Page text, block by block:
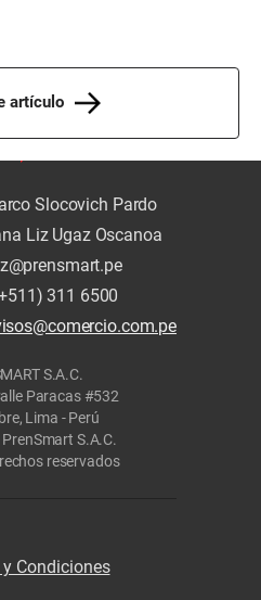
artículo
Slocovich Pardo
Liz Ugaz Oscanoa
311 6500
S.A.C.
Paracas #532
Lima - Perú
S.A.C.
reservados
Condiciones